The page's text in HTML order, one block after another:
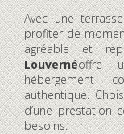
Avec une
profiter de
agréable et
Louvernéoffre
hébergement
authentique.
d’une prestation
besoins.